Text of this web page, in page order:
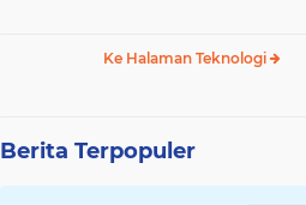
Ke Halaman Teknologi
Berita Terpopuler